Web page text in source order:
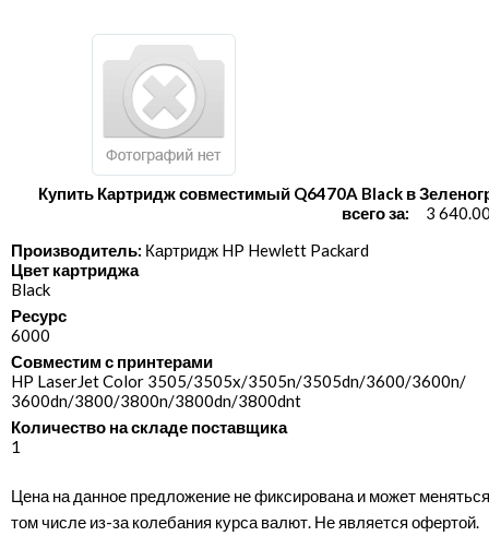
Купить Картридж совместимый Q6470A Black в
всего за:
3
Производитель: Картридж HP Hewlett Packard
Цвет картриджа
Black
Ресурс
6000
Совместим с принтерами
HP LaserJet Color 3505/​3505x/​3505n/​3505dn/​3600/​3600n/​
3600dn/​3800/​3800n/​3800dn/​3800dnt
Количество на складе поставщика
1
Цена на данное предложение не фиксирована и может
том числе из-за колебания курса валют. Не является офертой.